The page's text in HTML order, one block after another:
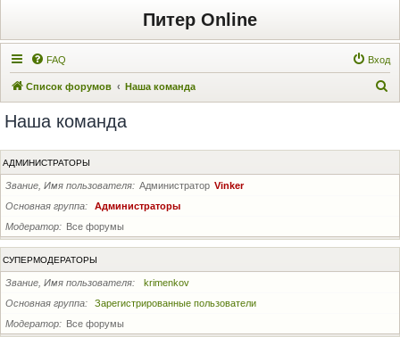
Питер Online
FAQ Вход
Список форумов Наша команда
с
Наша команда
АДМИНИСТРАТОРЫ
Звание, Имя пользователя Администратор Vinker
Основная группа
Администраторы
Модератор
Все форумы
СУПЕРМОДЕРАТОРЫ
Звание, Имя пользователя
krimenkov
Основная группа
Зарегистрированные пользователи
Модератор
Все форумы